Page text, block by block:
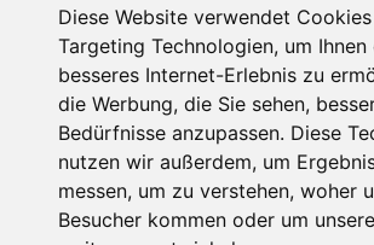
Diese Website verwendet
Targeting Technologien, um Ihnen
besseres Internet-Erlebnis zu
die Werbung, die Sie sehen,
Bedürfnisse anzupassen. Diese
nutzen wir außerdem, um
messen, um zu verstehen, woher
Besucher kommen oder um
Terms of Use Privacy | Cookies Policy( Einstellungen
About Us
Advertising
Contact Us